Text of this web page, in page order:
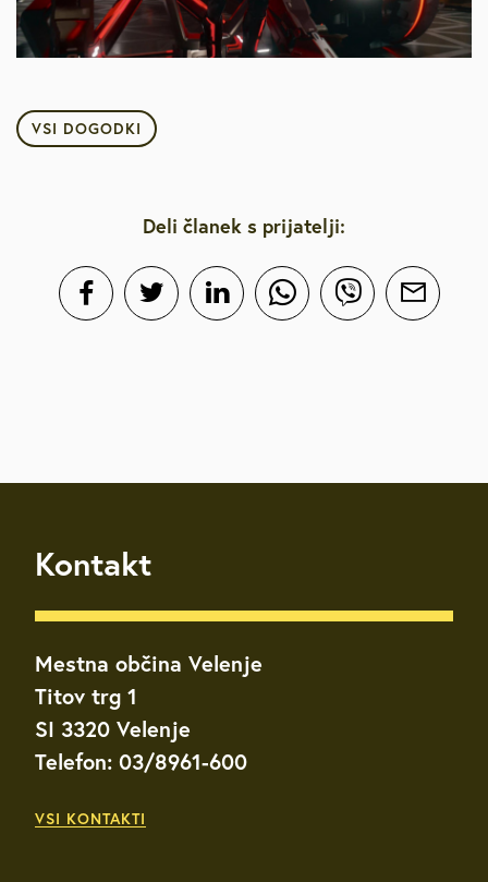
VSI DOGODKI
Deli članek s prijatelji:
Kontakt
Mestna občina Velenje
Titov trg 1
SI 3320 Velenje
Telefon: 03/8961-600
VSI KONTAKTI